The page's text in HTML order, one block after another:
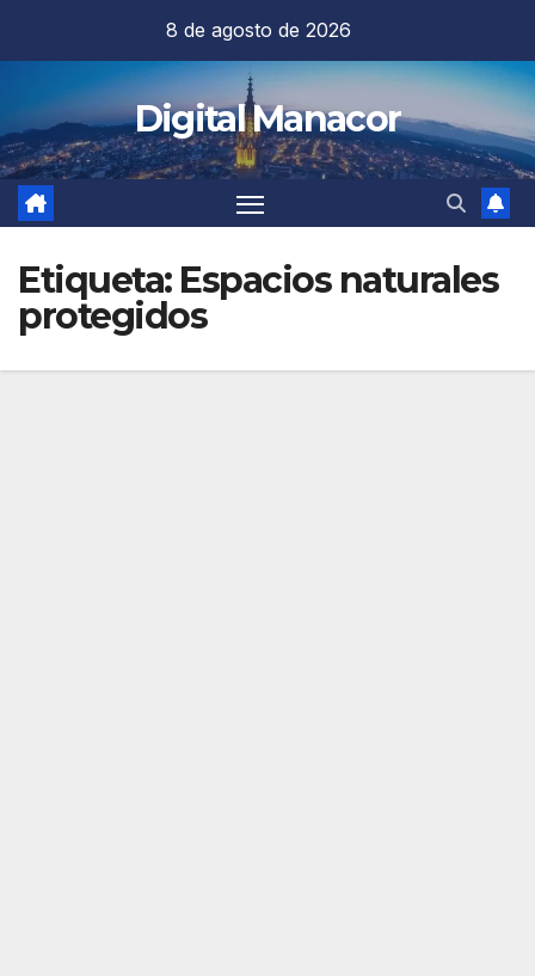
contenido
8 de agosto de 2026
Digital Manacor
Etiqueta: Espacios naturales
protegidos